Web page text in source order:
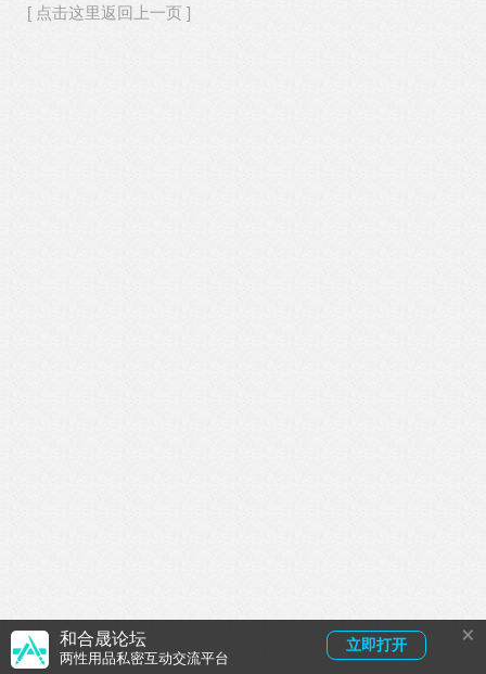
和合晟论坛
两性用品私密互动交流平台
立即打开 ×
[ 点击这里返回上一页 ]